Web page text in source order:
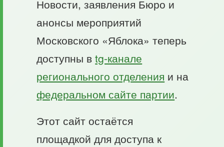
Новости, заявления Бюро и
анонсы мероприятий
Московского «Яблока» теперь
доступны вtg-канале
регионального отделения и на
федеральном сайте партии.
Этот сайт остаётся
площадкой для доступа к